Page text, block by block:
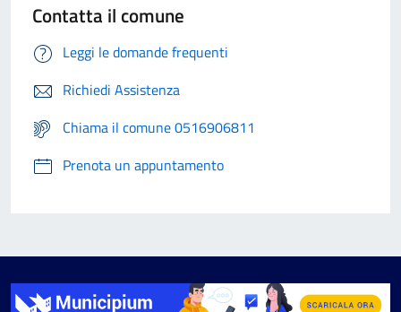
Contatta il comune
Leggi le domande frequenti
Richiedi Assistenza
Chiama il comune 0516906811
Prenota un appuntamento